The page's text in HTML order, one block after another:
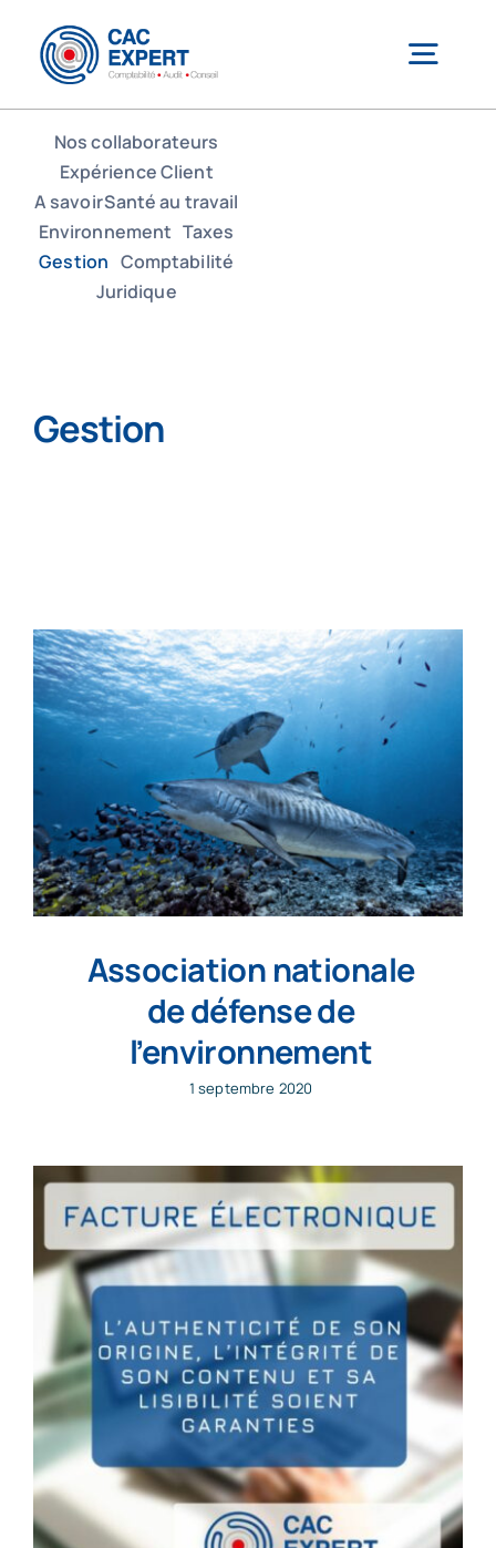
contenu
CAC EXPERT
Services
Notre équipe
Actualité
FAQs
Contact
Nos collaborateurs
Expérience Client
A savoirSanté au travail
Environnement Taxes
Gestion Comptabilité
Juridique
Gestion
Association nationale
de défense de
l’environnement
1 septembre 2020